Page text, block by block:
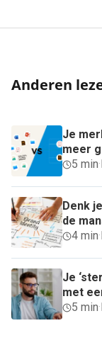
Anderen
Je
meer
5 min·
Denk
de
4 min·
Je
met
5 min·